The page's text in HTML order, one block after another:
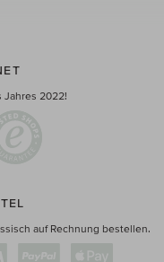
Jahres 2022!
auf Rechnung bestellen.